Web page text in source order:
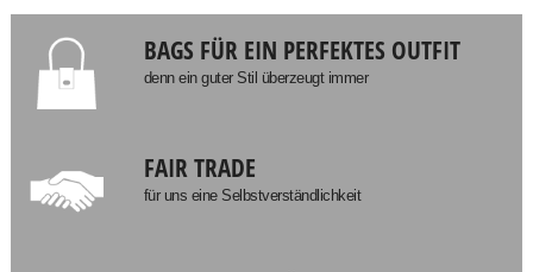
BAGS FÜR EIN PERFEKTES OUTFIT
denn ein guter Stil überzeugt immer
FAIR TRADE
für uns eine Selbstverständlichkeit